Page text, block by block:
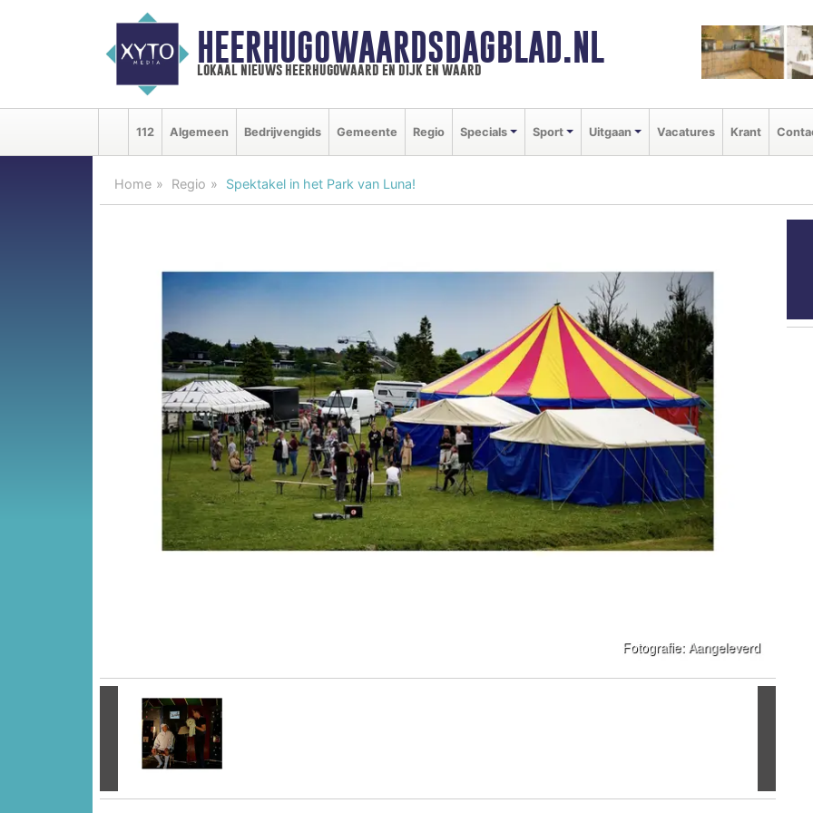
HEERHUGOWAARDSDAGBLAD.NL
lokaal nieuws heerhugowaard en dijk en waard
112 Algemeen Bedrijvengids Gemeente Regio Specials Sport Uitgaan Vacatures Krant
Home Regio Spektakel in het Park van Luna!
Vorige